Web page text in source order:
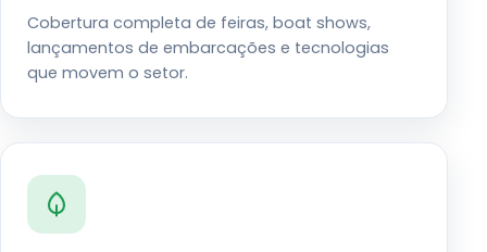
Cobertura completa de feiras, boat shows,
lançamentos de embarcações e tecnologias
que movem o setor.